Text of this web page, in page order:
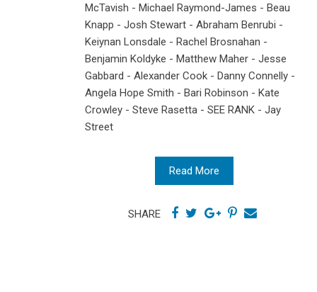
McTavish - Michael Raymond-James - Beau
Knapp - Josh Stewart - Abraham Benrubi -
Keiynan Lonsdale - Rachel Brosnahan -
Benjamin Koldyke - Matthew Maher - Jesse
Gabbard - Alexander Cook - Danny Connelly -
Angela Hope Smith - Bari Robinson - Kate
Crowley - Steve Rasetta - SEE RANK - Jay
Street
Read More
SHARE